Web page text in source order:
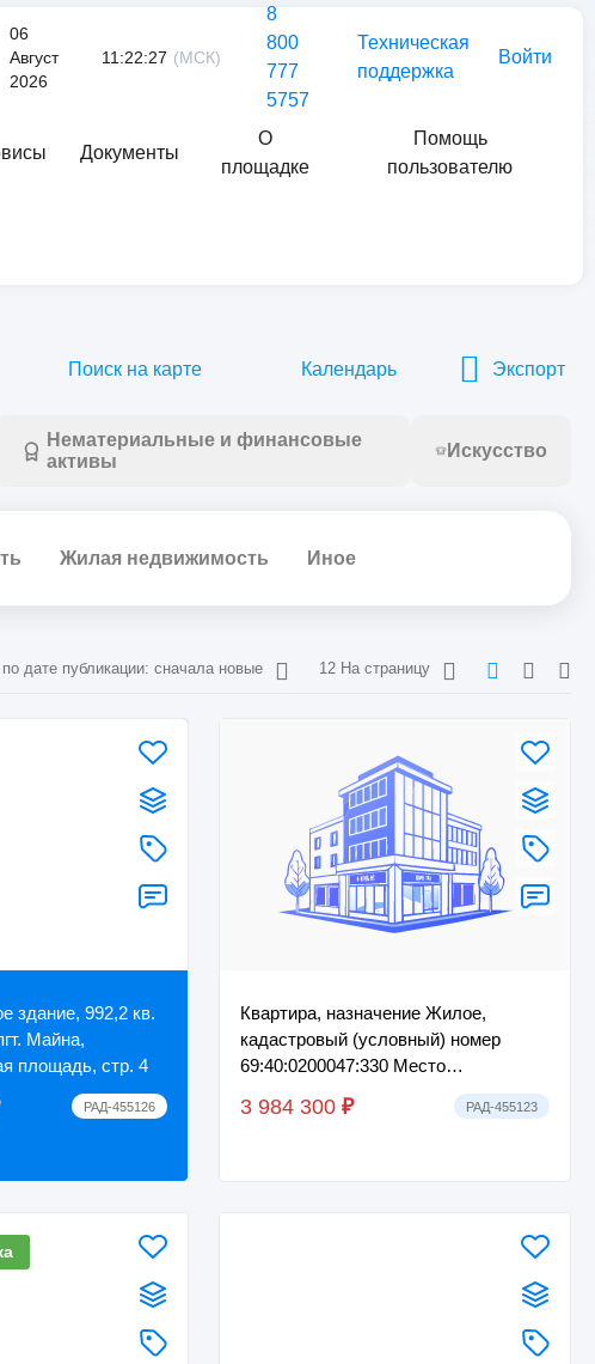
06
Август
2026
11:22:27 (МСК)
8
800
777
5757
Техническая
поддержка
Войти
Документы
О
площадке
Помощь
пользователю
Поиск на карте Календарь Экспорт
Нематериальные и финансовые
активы
Искусство
Жилая недвижимость Иное
дате публикации: сначала новые 12 На страницу
здание, 992,2 кв.
Майна,
площадь, стр. 4
РАД-455126
Квартира, назначение Жилое,
кадастровый (условный) номер
69:40:0200047:330 Место
нахождения: 170028, Россия,
Тверская область, г. Тверь, ...
3 984 300 ₽ РАД-455123